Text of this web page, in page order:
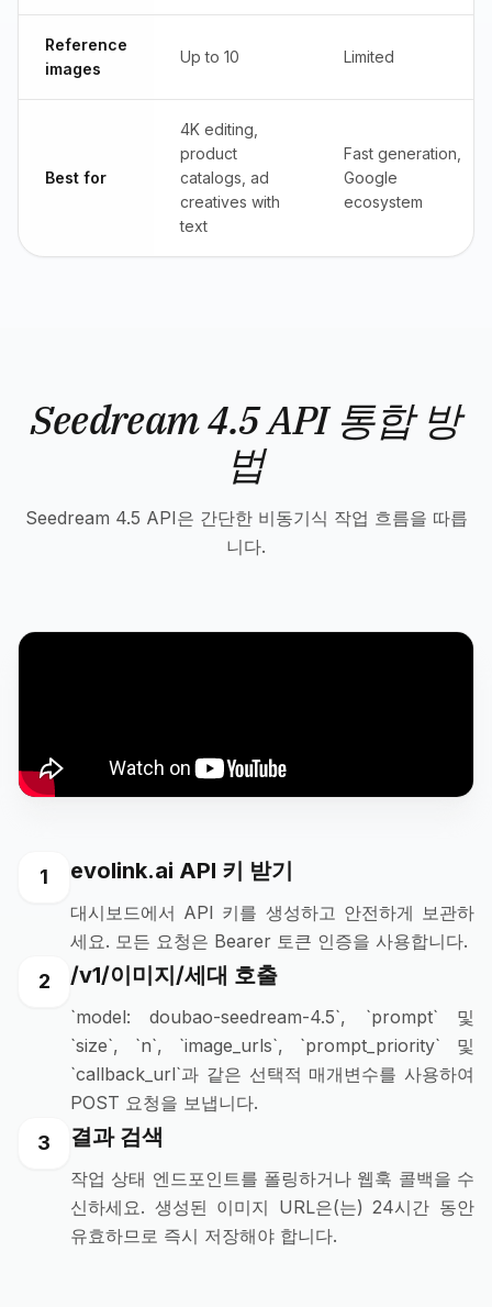
Reference
images
Up to 10 Limited
Best for
4K editing,
product
catalogs, ad
creatives with
text
Fast generation,
Google
ecosystem
Seedream 4.5 API 통합 방
법
Seedream 4.5 API은 간단한 비동기식 작업 흐름을 따릅
니다.
1 evolink.ai API 키 받기
대시보드에서 API 키를 생성하고 안전하게 보관하
세요. 모든 요청은 Bearer 토큰 인증을 사용합니다.
2 /v1/이미지/세대 호출
`model: doubao-seedream-4.5`, `prompt` 및
`size`, `n`, `image_urls`, `prompt_priority` 및
`callback_url`과 같은 선택적 매개변수를 사용하여
POST 요청을 보냅니다.
3 결과 검색
작업 상태 엔드포인트를 폴링하거나 웹훅 콜백을 수
신하세요. 생성된 이미지 URL은(는) 24시간 동안
유효하므로 즉시 저장해야 합니다.